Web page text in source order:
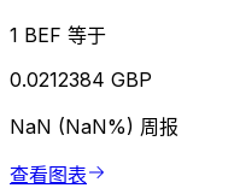
1 BEF 等于
0.0212384 GBP
NaN (NaN%) 周报
查看图表